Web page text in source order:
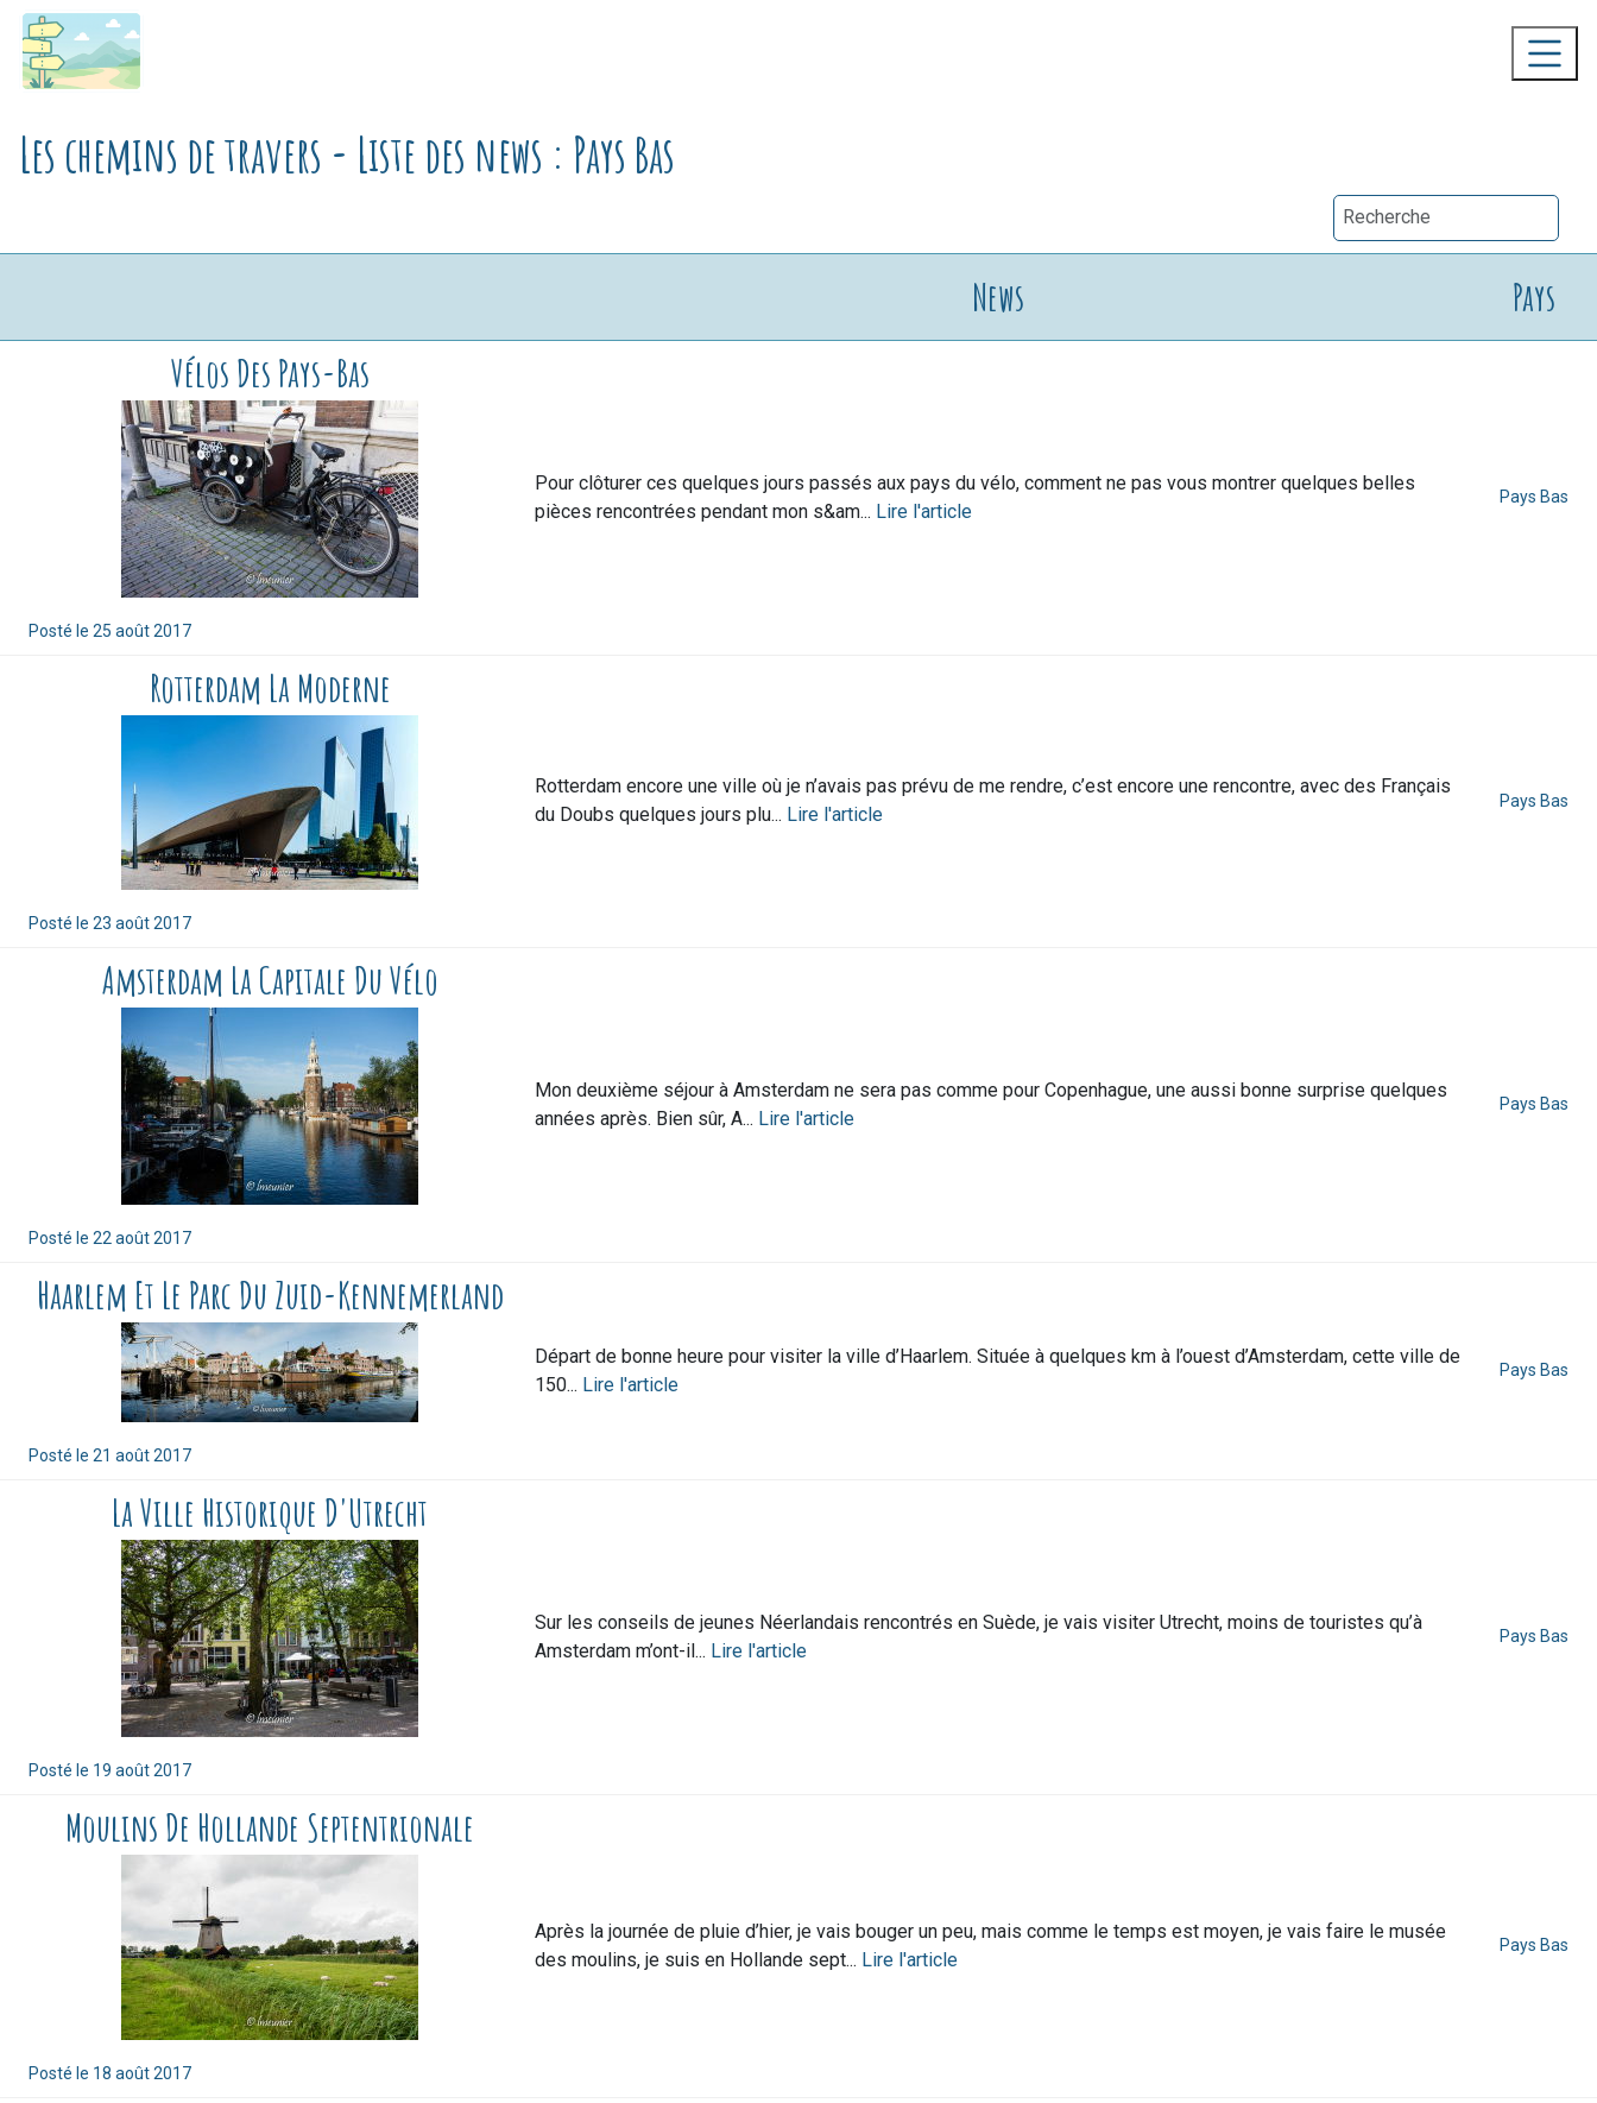
Les chemins de travers - Liste des news : Pays Bas
News
Pays
Vélos Des Pays-Bas
Posté le 25 août 2017
Pour clôturer ces quelques jours passés aux pays du vélo, comment ne pas vous montrer quelques belles
pièces rencontrées pendant mon s&am... Lire l'article
Pays Bas
Rotterdam La Moderne
Posté le 23 août 2017
Rotterdam encore une ville où je n’avais pas prévu de me rendre, c’est encore une rencontre, avec des Français
du Doubs quelques jours plu... Lire l'article
Pays Bas
Amsterdam La Capitale Du Vélo
Posté le 22 août 2017
Mon deuxième séjour à Amsterdam ne sera pas comme pour Copenhague, une aussi bonne surprise quelques
années après. Bien sûr, A... Lire l'article
Pays Bas
Haarlem Et Le Parc Du Zuid-Kennemerland
Posté le 21 août 2017
Départ de bonne heure pour visiter la ville d’Haarlem. Située à quelques km à l’ouest d’Amsterdam, cette ville de
150... Lire l'article
Pays Bas
La Ville Historique D'Utrecht
Posté le 19 août 2017
Sur les conseils de jeunes Néerlandais rencontrés en Suède, je vais visiter Utrecht, moins de touristes qu’à
Amsterdam m’ont-il... Lire l'article
Pays Bas
Moulins De Hollande Septentrionale
Posté le 18 août 2017
Après la journée de pluie d’hier, je vais bouger un peu, mais comme le temps est moyen, je vais faire le musée
des moulins, je suis en Hollande sept... Lire l'article
Pays Bas